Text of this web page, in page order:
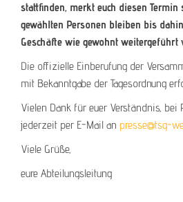
stattfinden, merkt euch diesen Termin
gewählten Personen bleiben bis
Geschäfte wie gewohnt weitergeführt
Die offizielle Einberufung der
mit Bekanntgabe der Tagesordnung
Vielen Dank für euer Verständnis, bei
jederzeit per E-Mail an presse@tsg-
Viele Grüße,
eure Abteilungsleitung